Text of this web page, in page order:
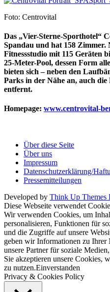
Foto: Centrovital
Das „Vier-Sterne-Sporthotel“
Spandau und hat 158 Zimmer.
Fitnessstudio mit 115 Geräten
25-Meter-Pool, dessen Form
bieten sich – neben den
Parks in der Nähe an, auch
entfernt.
Homepage: www.centrovital-
Über diese Seite
Über uns
Impressum
Datenschutzerklärung/
Pressemitteilungen
Developed by Think Up Themes
Diese Webseite verwendet
Wir verwenden Cookies, um
personalisieren, Funktionen für
und die Zugriffe auf unsere
geben wir Informationen zu Ihrer
unsere Partner für soziale
Sie akzeptieren unsere Cookies,
zu nutzen.Einverstanden
Privacy & Cookies Policy